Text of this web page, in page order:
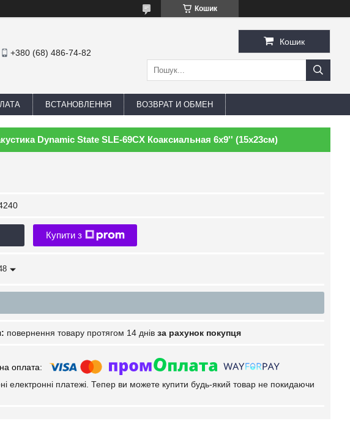
Кошик
+380 (68) 486-74-82
Кошик
ВСТАНОВЛЕННЯ ВОЗВРАТ И ОБМЕН
Dynamic State SLE-69CX Коаксиальная 6x9'' (15х23см)
Купити з
повернення товару протягом 14 днів за рахунок покупця
електронні платежі. Тепер ви можете купити будь-який товар не покидаючи